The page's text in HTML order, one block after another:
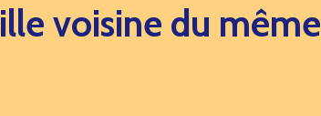
voisine du même